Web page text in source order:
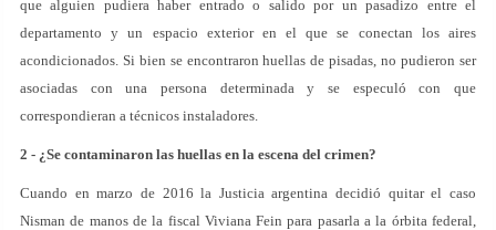
que alguien pudiera haber entrado o salido por un pasadizo entre el
departamento y un espacio exterior en el que se conectan los aires
acondicionados. Si bien se encontraron huellas de pisadas, no pudieron ser
asociadas con una persona determinada y se especuló con que
correspondieran a técnicos instaladores.
2 - ¿Se contaminaron las huellas en la escena del crimen?
Cuando en marzo de 2016 la Justicia argentina decidió quitar el caso
Nisman de manos de la fiscal Viviana Fein para pasarla a la órbita federal,